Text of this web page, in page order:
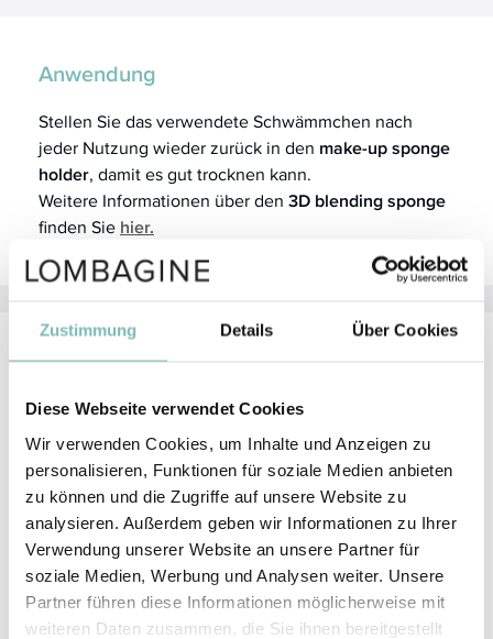
Zustimmung Details Über Cookies
Diese Webseite verwendet Cookies
Wir verwenden Cookies, um Inhalte und Anzeigen zu
personalisieren, Funktionen für soziale Medien anbieten
zu können und die Zugriffe auf unsere Website zu
analysieren. Außerdem geben wir Informationen zu Ihrer
Verwendung unserer Website an unsere Partner für
soziale Medien, Werbung und Analysen weiter. Unsere
Partner führen diese Informationen möglicherweise mit
weiteren Daten zusammen, die Sie ihnen bereitgestellt
Anwendung
Stellen Sie das verwendete Schwämmchen nach
jeder Nutzung wieder zurück in den make-up sponge
holder, damit es gut trocknen kann.
Weitere Informationen über den 3D blending sponge
finden Sie hier.
Aufbewahrung
Der make-up sponge holderkann ideal im
Badezimmer, am Schminktisch oder an einem
anderen gewünschten Ort mit ausreichender
Luftzufuhr aufbewahrt werden.
Reinigung
Reinigen Sie den verwendeten3D blending sponge